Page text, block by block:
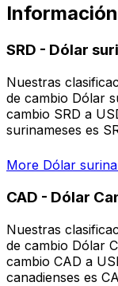
SRD - Dólar
Nuestras
de cambio Dólar
cambio SRD a
surinameses es
More Dólar
CAD - Dólar
Nuestras
de cambio Dólar
cambio CAD a
canadienses es